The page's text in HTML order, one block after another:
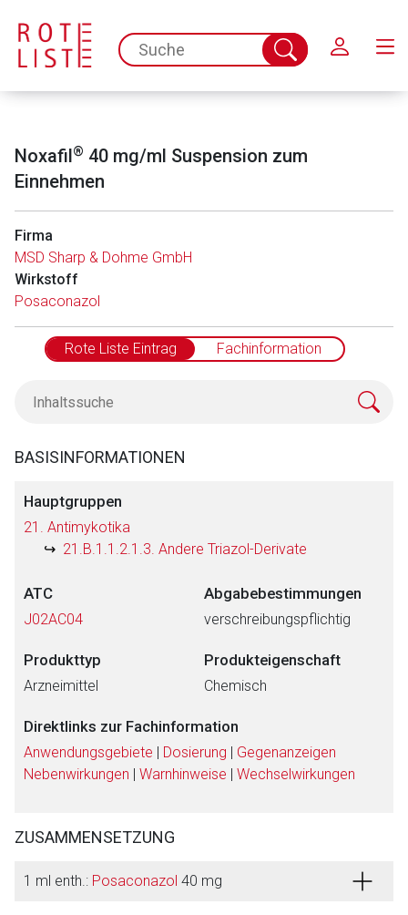
spc.search.input.placeholder
Suche
abschicken
Noxafil® 40 mg/ml Suspension zum
Einnehmen
Firma
MSD Sharp & Dohme GmbH
Wirkstoff
Posaconazol
Rote Liste Eintrag Fachinformation
BASISINFORMATIONEN
Hauptgruppen
21. Antimykotika
21.B.1.1.2.1.3. Andere Triazol-Derivate
ATC
J02AC04
Abgabebestimmungen
verschreibungspflichtig
Produkttyp
Arzneimittel
Produkteigenschaft
Chemisch
Direktlinks zur Fachinformation
Anwendungsgebiete | Dosierung | Gegenanzeigen
Nebenwirkungen | Warnhinweise | Wechselwirkungen
ZUSAMMENSETZUNG
1 ml enth.: Posaconazol 40 mg